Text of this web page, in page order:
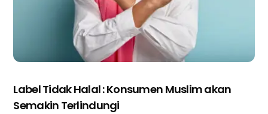
Label Tidak Halal : Konsumen Muslim akan
Semakin Terlindungi